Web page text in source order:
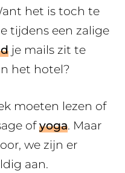
het is toch te
tijdens een zalige
je mails zit te
het hotel?
moeten lezen of
ofyoga. Maar
we zijn er
aan.